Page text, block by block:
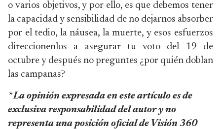
o varios objetivos, y por ello, es que debemos tener
la capacidad y sensibilidad de no dejarnos absorber
por el tedio, la náusea, la muerte, y esos esfuerzos
direccionenlos a asegurar tu voto del 19 de
octubre y después no preguntes ¿por quién doblan
las campanas?
* La opinión expresada en este artículo es de
exclusiva responsabilidad del autor y no
representa una posición oficial de Visión 360